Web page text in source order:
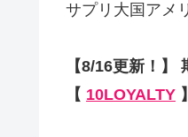
サプリ大国アメ
【8/16更新！】
【 10LOYALTY